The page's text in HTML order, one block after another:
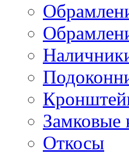
Замковые
Откосы